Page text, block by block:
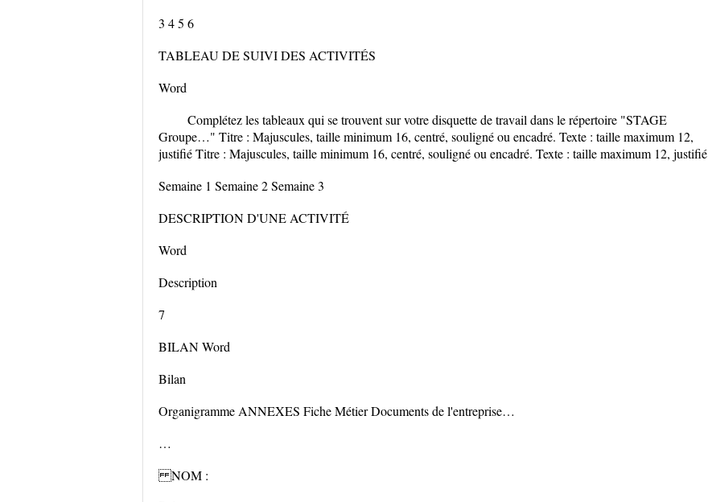
3 4 5 6
TABLEAU DE SUIVI DES ACTIVITÉS
Word
Complétez les tableaux qui se trouvent sur votre disquette de travail dans le répertoire "STAGE
Groupe…" Titre : Majuscules, taille minimum 16, centré, souligné ou encadré. Texte : taille maximum 12,
justifié Titre : Majuscules, taille minimum 16, centré, souligné ou encadré. Texte : taille maximum 12, justifié
Semaine 1 Semaine 2 Semaine 3
DESCRIPTION D'UNE ACTIVITÉ
Word
Description
7
BILAN Word
Bilan
Organigramme ANNEXES Fiche Métier Documents de l'entreprise…
…
NOM :